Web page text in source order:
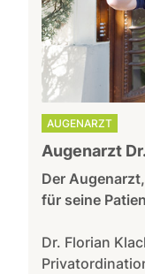
AUGENARZT
Augenarzt
Der
für seine
Dr. Florian